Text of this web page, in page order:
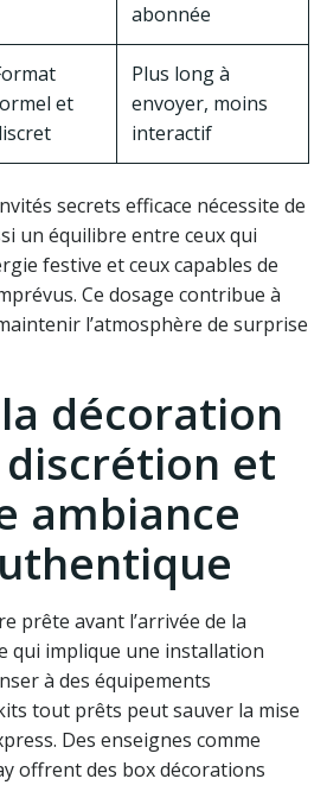
abonnée
et
Plus long à
envoyer, moins
interactif
secrets efficace nécessite de
un équilibre entre ceux qui
festive et ceux capables de
Ce dosage contribue à
l’atmosphère de surprise
décoration
et
ambiance
prête avant l’arrivée de la
qui implique une installation
à des équipements
tout prêts peut sauver la mise
Des enseignes comme
offrent des box décorations